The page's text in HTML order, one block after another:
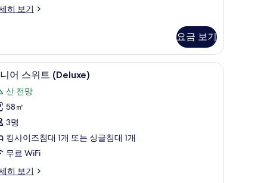
히 보기
요금 보기
이불, 미니바, 객실 내 금고 주니어 스위트 (Deluxe) | 고급 침구, 오리/거
15어 스위트 (Deluxe)
산 전망
58㎡
3명
킹사이즈침대 1개 또는 싱글침대 1개
무료 WiFi
히 보기